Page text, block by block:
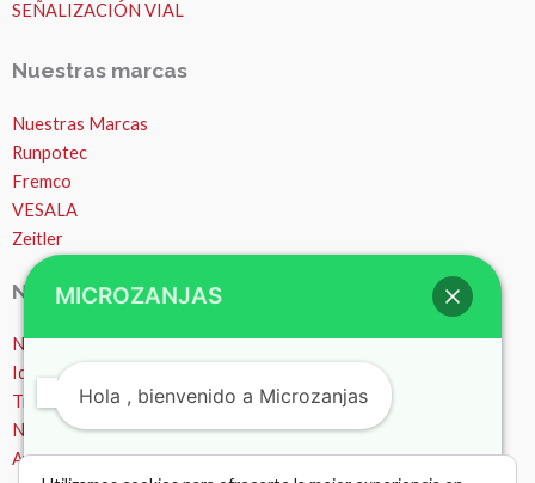
SEÑALIZACIÓN VIAL
Nuestras marcas
Nuestras Marcas
Runpotec
Fremco
VESALA
Zeitler
Nosotros
Nosotros
Ideas y consejos
Trabajos
Noticias
Ayuda – Preguntas Frecuentes (FAQ)
MICROZANJAS
Hola , bienvenido a Microzanjas